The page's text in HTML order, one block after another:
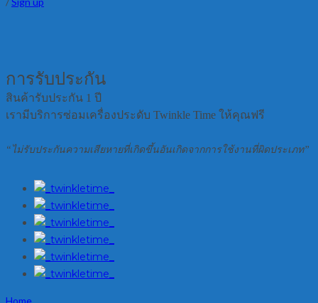
การรับประกัน
สินค้ารับประกัน 1 ปี
เรามีบริการซ่อมเครื่องประดับ Twinkle Time ให้คุณฟรี
“ไม่รับประกันความเสียหายที่เกิดขึ้นอันเกิดจากการใช้งานที่ผิดประเภท”
Home